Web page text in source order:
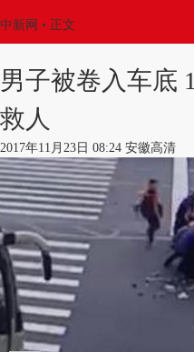
中新网 • 正文
男子被卷入车底
救人
2017年11月23日 08:24 安徽高清